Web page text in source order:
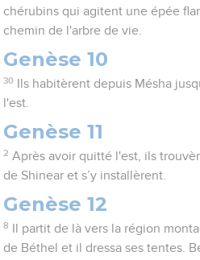
chérubins qui agitent une épée
chemin de l'arbre de vie.
Genèse 10
30
Ils habitèrent depuis Mésha
l'est.
Genèse 11
2 Après avoir quitté l'est, ils
de Shinear et s’y installèrent.
Genèse 12
8
Il partit de là vers la région
de Béthel et il dressa ses tentes.